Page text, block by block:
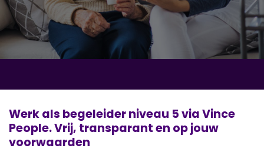
Werk als begeleider niveau 5 via Vince
People. Vrij, transparant en op jouw
voorwaarden